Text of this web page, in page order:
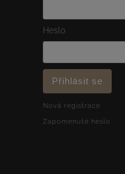
Heslo
Přihlásit se
Nová registrace
Zapomenuté heslo